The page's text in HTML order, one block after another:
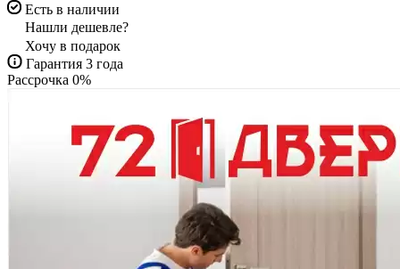
Есть в наличии
Нашли дешевле?
Хочу в подарок
Гарантия 3 года
Рассрочка 0%